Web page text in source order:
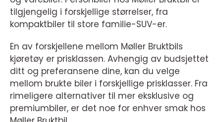
tilgjengelig i forskjellige størrelser, fra
kompaktbiler til store familie-SUV-er.
En av forskjellene mellom Møller Bruktbils
kjøretøy er prisklassen. Avhengig av budsjettet
ditt og preferansene dine, kan du velge
mellom brukte biler i forskjellige prisklasser. Fra
rimeligere alternativer til mer eksklusive og
premiumbiler, er det noe for enhver smak hos